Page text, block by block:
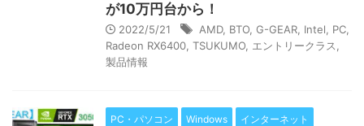
が10万円台から！
2022/5/21 AMD, BTO G-GEAR Intel PC
Radeon RX6400 TSUKUMO エントリークラス
製品情報
PC・パソコン Windows インターネット